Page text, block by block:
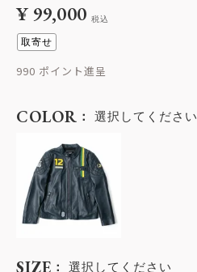
¥99,000 税込
取寄せ
990
SIZE 選択してください
COLOR 選択してください